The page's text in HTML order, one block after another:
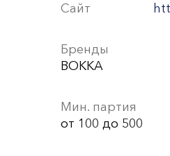
Сайт
Бренды
BOKKA
Мин. партия
от 100 до 500